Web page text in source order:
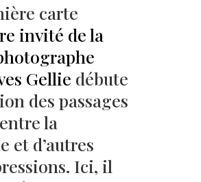
carte
invité de la
Gellie débute
des passages
la
et d’autres
Ici, il